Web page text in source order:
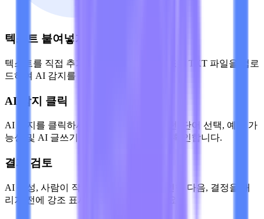
텍스트 붙여넣기 또는 파일 업로드
텍스트를 직접 추가하거나 PDF, DOCX 또는 TXT 파일을 업로
드하여 AI 감지를 준비하세요.
AI 감지 클릭
AI 감지를 클릭하세요. Lynote는 문장 패턴, 단어 선택, 예측 가
능성 및 AI 글쓰기 도구와 관련된 신호를 확인합니다.
결과 검토
AI 생성, 사람이 작성한, 혼합 점수를 확인한 다음, 결정을 내
리기 전에 강조 표시된 문장을 검토하세요.